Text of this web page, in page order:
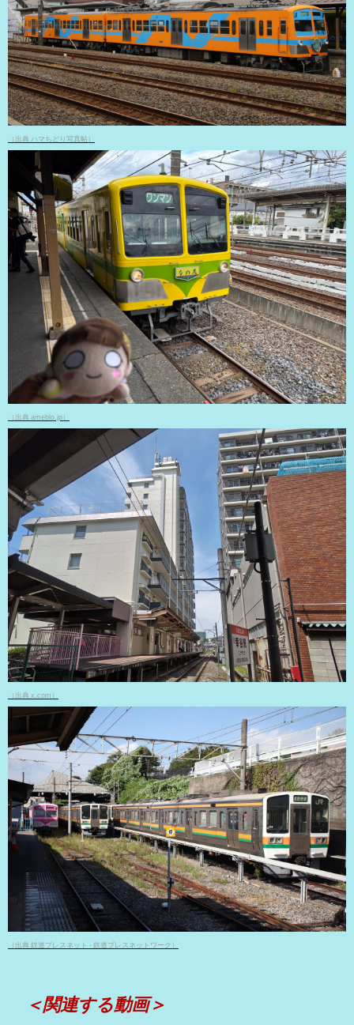
（出典 ハマちどり写真帖）
（出典 ameblo.jp）
（出典 x.com）
（出典 鉄道プレスネット - 鉄道プレスネットワーク）
＜関連する動画＞